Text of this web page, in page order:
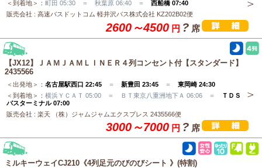
＜到着地＞： 町田 05:30 ＝ 秋葉原 06:40 ＝ 西船橋 07:40
販売会社 : 高速バスドットコム 軽井沢バス株式会社 KZ202B02便
2600～4500 円 ? 席
【JX12】ＪＡＭＪＡＭＬＩＮＥＲ４列コンセント付【スタンダード】
2435566
＜出発地＞： 名古屋駅西口 22:45 ＝ 新豊田 23:45 ＝ 東岡崎 24:30
＜到着地＞： 横浜ＹＣＡＴ 05:00 ＝ ＢＴ東京八重洲地下Ａ 06:06 ＝
ＴＤＳ
バスターミナル 07:00
販売会社 : 楽天 （株）ジャムジャムエクスプレス 2435566便
3000～7000 円 ? 席
ミルキーウェイCJ210《4列足元のびのびシート 》(特割)